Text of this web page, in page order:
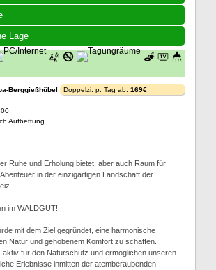
Lage
Berggießhübel
Aufbettung
Doppelzi. p. Tag ab: 169€
Ruhe und Erholung bietet, aber auch Raum für
in der einzigartigen Landschaft der
im WALDGUT!
mit dem Ziel gegründet, eine harmonische
Natur und gehobenem Komfort zu schaffen.
aktiv für den Naturschutz und ermöglichen unseren
Erlebnisse inmitten der atemberaubenden